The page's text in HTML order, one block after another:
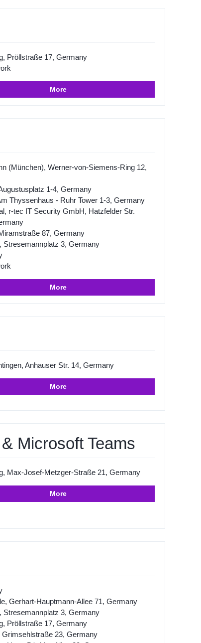
Pröllstraße 17, Germany
More
(München), Werner-von-Siemens-Ring 12,
1-4, Germany
Thyssenhaus - Ruhr Tower 1-3, Germany
r-tec IT Security GmbH, Hatzfelder Str.
87, Germany
Stresemannplatz 3, Germany
More
Anhauser Str. 14, Germany
More
Microsoft Teams
Max-Josef-Metzger-Straße 21, Germany
More
Gerhart-Hauptmann-Allee 71, Germany
Stresemannplatz 3, Germany
Pröllstraße 17, Germany
Grimsehlstraße 23, Germany